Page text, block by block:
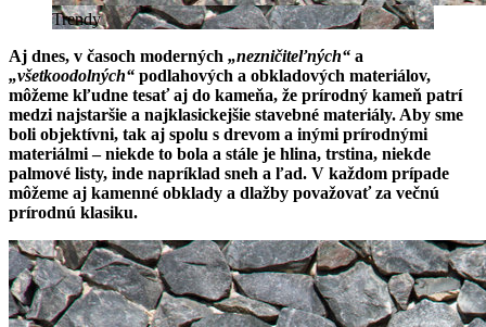
Trendy
Aj dnes, v časoch moderných „nezničiteľných“ a
„všetkoodolných“ podlahových a obkladových materiálov,
môžeme kľudne tesať aj do kameňa, že prírodný kameň patrí
medzi najstaršie a najklasickejšie stavebné materiály. Aby sme
boli objektívni, tak aj spolu s drevom a inými prírodnými
materiálmi – niekde to bola a stále je hlina, trstina, niekde
palmové listy, inde napríklad sneh a ľad. V každom prípade
môžeme aj kamenné obklady a dlažby považovať za večnú
prírodnú klasiku.